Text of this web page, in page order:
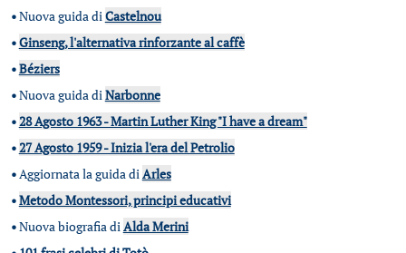
•Nuova guida diCastelnou
•Ginseng, l'alternativa rinforzante al caffè
•Béziers
•Nuova guida diNarbonne
•28 Agosto 1963 - Martin Luther King "I have a dream"
•27 Agosto 1959 - Inizia l'era del Petrolio
•Aggiornata la guida diArles
•Metodo Montessori, principi educativi
•Nuova biografia diAlda Merini